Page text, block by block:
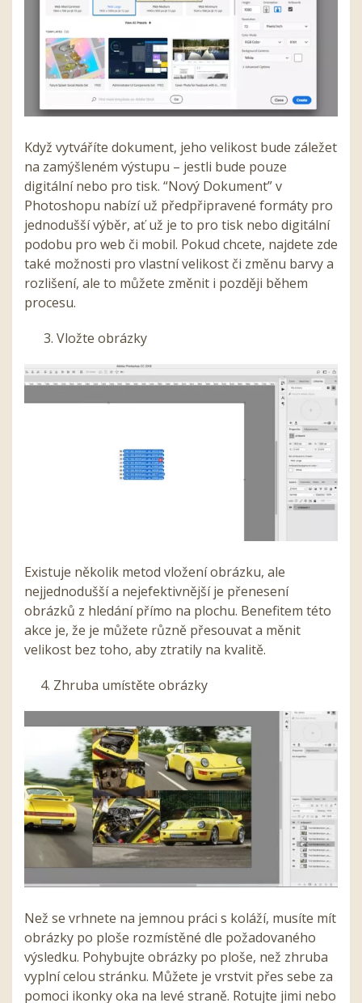
Když vytváříte dokument, jeho velikost bude záležet
na zamýšleném výstupu – jestli bude pouze
digitální nebo pro tisk. “Nový Dokument” v
Photoshopu nabízí už předpřipravené formáty pro
jednodušší výběr, ať už je to pro tisk nebo digitální
podobu pro web či mobil. Pokud chcete, najdete zde
také možnosti pro vlastní velikost či změnu barvy a
rozlišení, ale to můžete změnit i později během
procesu.
3. Vložte obrázky
Existuje několik metod vložení obrázku, ale
nejjednodušší a nejefektivnější je přenesení
obrázků z hledání přímo na plochu. Benefitem této
akce je, že je můžete různě přesouvat a měnit
velikost bez toho, aby ztratily na kvalitě.
4. Zhruba umístěte obrázky
Než se vrhnete na jemnou práci s koláží, musíte mít
obrázky po ploše rozmístěné dle požadovaného
výsledku. Pohybujte obrázky po ploše, než zhruba
vyplní celou stránku. Můžete je vrstvit přes sebe za
pomoci ikonky oka na levé straně. Rotujte jimi nebo